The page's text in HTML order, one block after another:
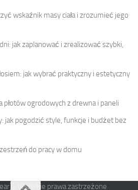
wskaźnik masy ciała i zrozumieć jego
jak zaplanować i zrealizować szybki,
jak wybrać praktyczny i estetyczny
płotów ogrodowych z drewna i paneli
jak pogodzić style, funkcje i budżet bez
do pracy w domu
Wszelkie prawa zastrzeżone